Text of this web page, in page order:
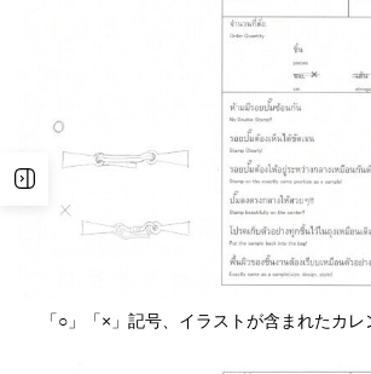
「○」「×」記号、イラストが含まれたカ